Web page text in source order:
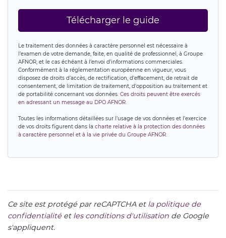
Télécharger le guide
Le traitement des données à caractère personnel est nécessaire à
l’examen de votre demande, faite, en qualité de professionnel, à Groupe
AFNOR, et le cas échéant à l’envoi d’informations commerciales.
Conformément à la réglementation européenne en vigueur, vous
disposez de droits d’accès, de rectification, d’effacement, de retrait de
consentement, de limitation de traitement, d’opposition au traitement et
de portabilité concernant vos données. Ces droits peuvent être exercés
en adressant un message au DPO AFNOR.
Toutes les informations détaillées sur l’usage de vos données et l’exercice
de vos droits figurent dans la charte relative à la protection des données
à caractère personnel et à la vie privée du Groupe AFNOR.
Ce site est protégé par reCAPTCHA et la politique de
confidentialité et les conditions d'utilisation de Google
s'appliquent.